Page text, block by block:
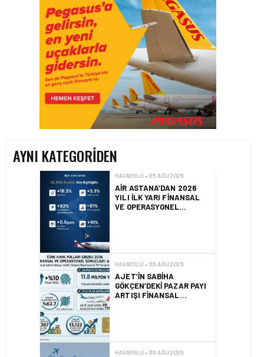
AYNI KATEGORIDEN
CORENDON’DAN YAKIT
VERIMLILIĞI VE
SÜRDÜRÜLEBILIRLIK IÇIN
İŞ BIRLIĞI!
HAVAYOLU • 05 AĞU 2026
AIR ASTANA’DAN 2026
YILI İLK YARI FINANSAL
VE OPERASYONEL
SONUÇLARI!
AJET’IN SABIHA
GÖKÇEN’DEKI PAZAR PAYI
ARTIŞI FINANSAL
SONUÇLARI NASIL
SUNEXPRESS’TEN YENI
KARIYER WEB SITESI VE
DIJITAL İŞE ALIM
PLATFORMU!